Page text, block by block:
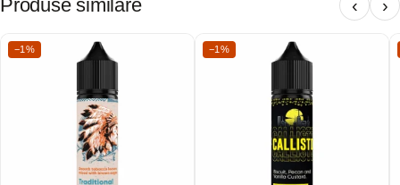
Produse similare ‹ ›
−1% −1%